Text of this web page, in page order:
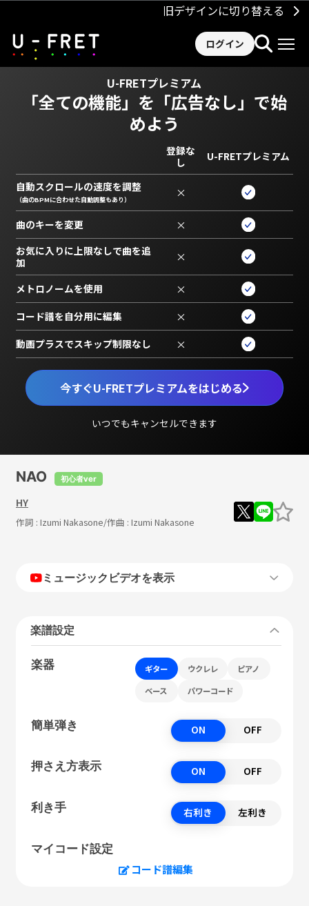
旧デザインに切り替える
ログイン
U-FRETプレミアム
「全ての機能」を 「広告なし」で始
めよう
今すぐU-FRETプレミアムをはじめる
いつでもキャンセルできます
登録な
し
U-FRETプレミアム
自動スクロールの速度を調整
（曲のBPMに合わせた自動調整もあり） ×
曲のキーを変更 ×
お気に入りに上限なしで曲を追
加
×
メトロノームを使用 ×
コード譜を自分用に編集 ×
動画プラスでスキップ制限なし ×
NAO 初心者ver
HY
作詞 : Izumi Nakasone/作曲 : Izumi Nakasone
ミュージックビデオを表示
楽譜設定
楽器 ギター ウクレレ ピアノ
ベース パワーコード
簡単弾き ON OFF
押さえ方表示 ON OFF
利き手 右利き 左利き
マイコード設定
コード譜編集